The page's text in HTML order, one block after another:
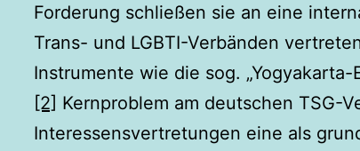
Forderung schließen sie an eine
Trans- und LGBTI-Verbänden
Instrumente wie die sog.
[2] Kernproblem am deutschen TSG-
Interessensvertretungen eine als